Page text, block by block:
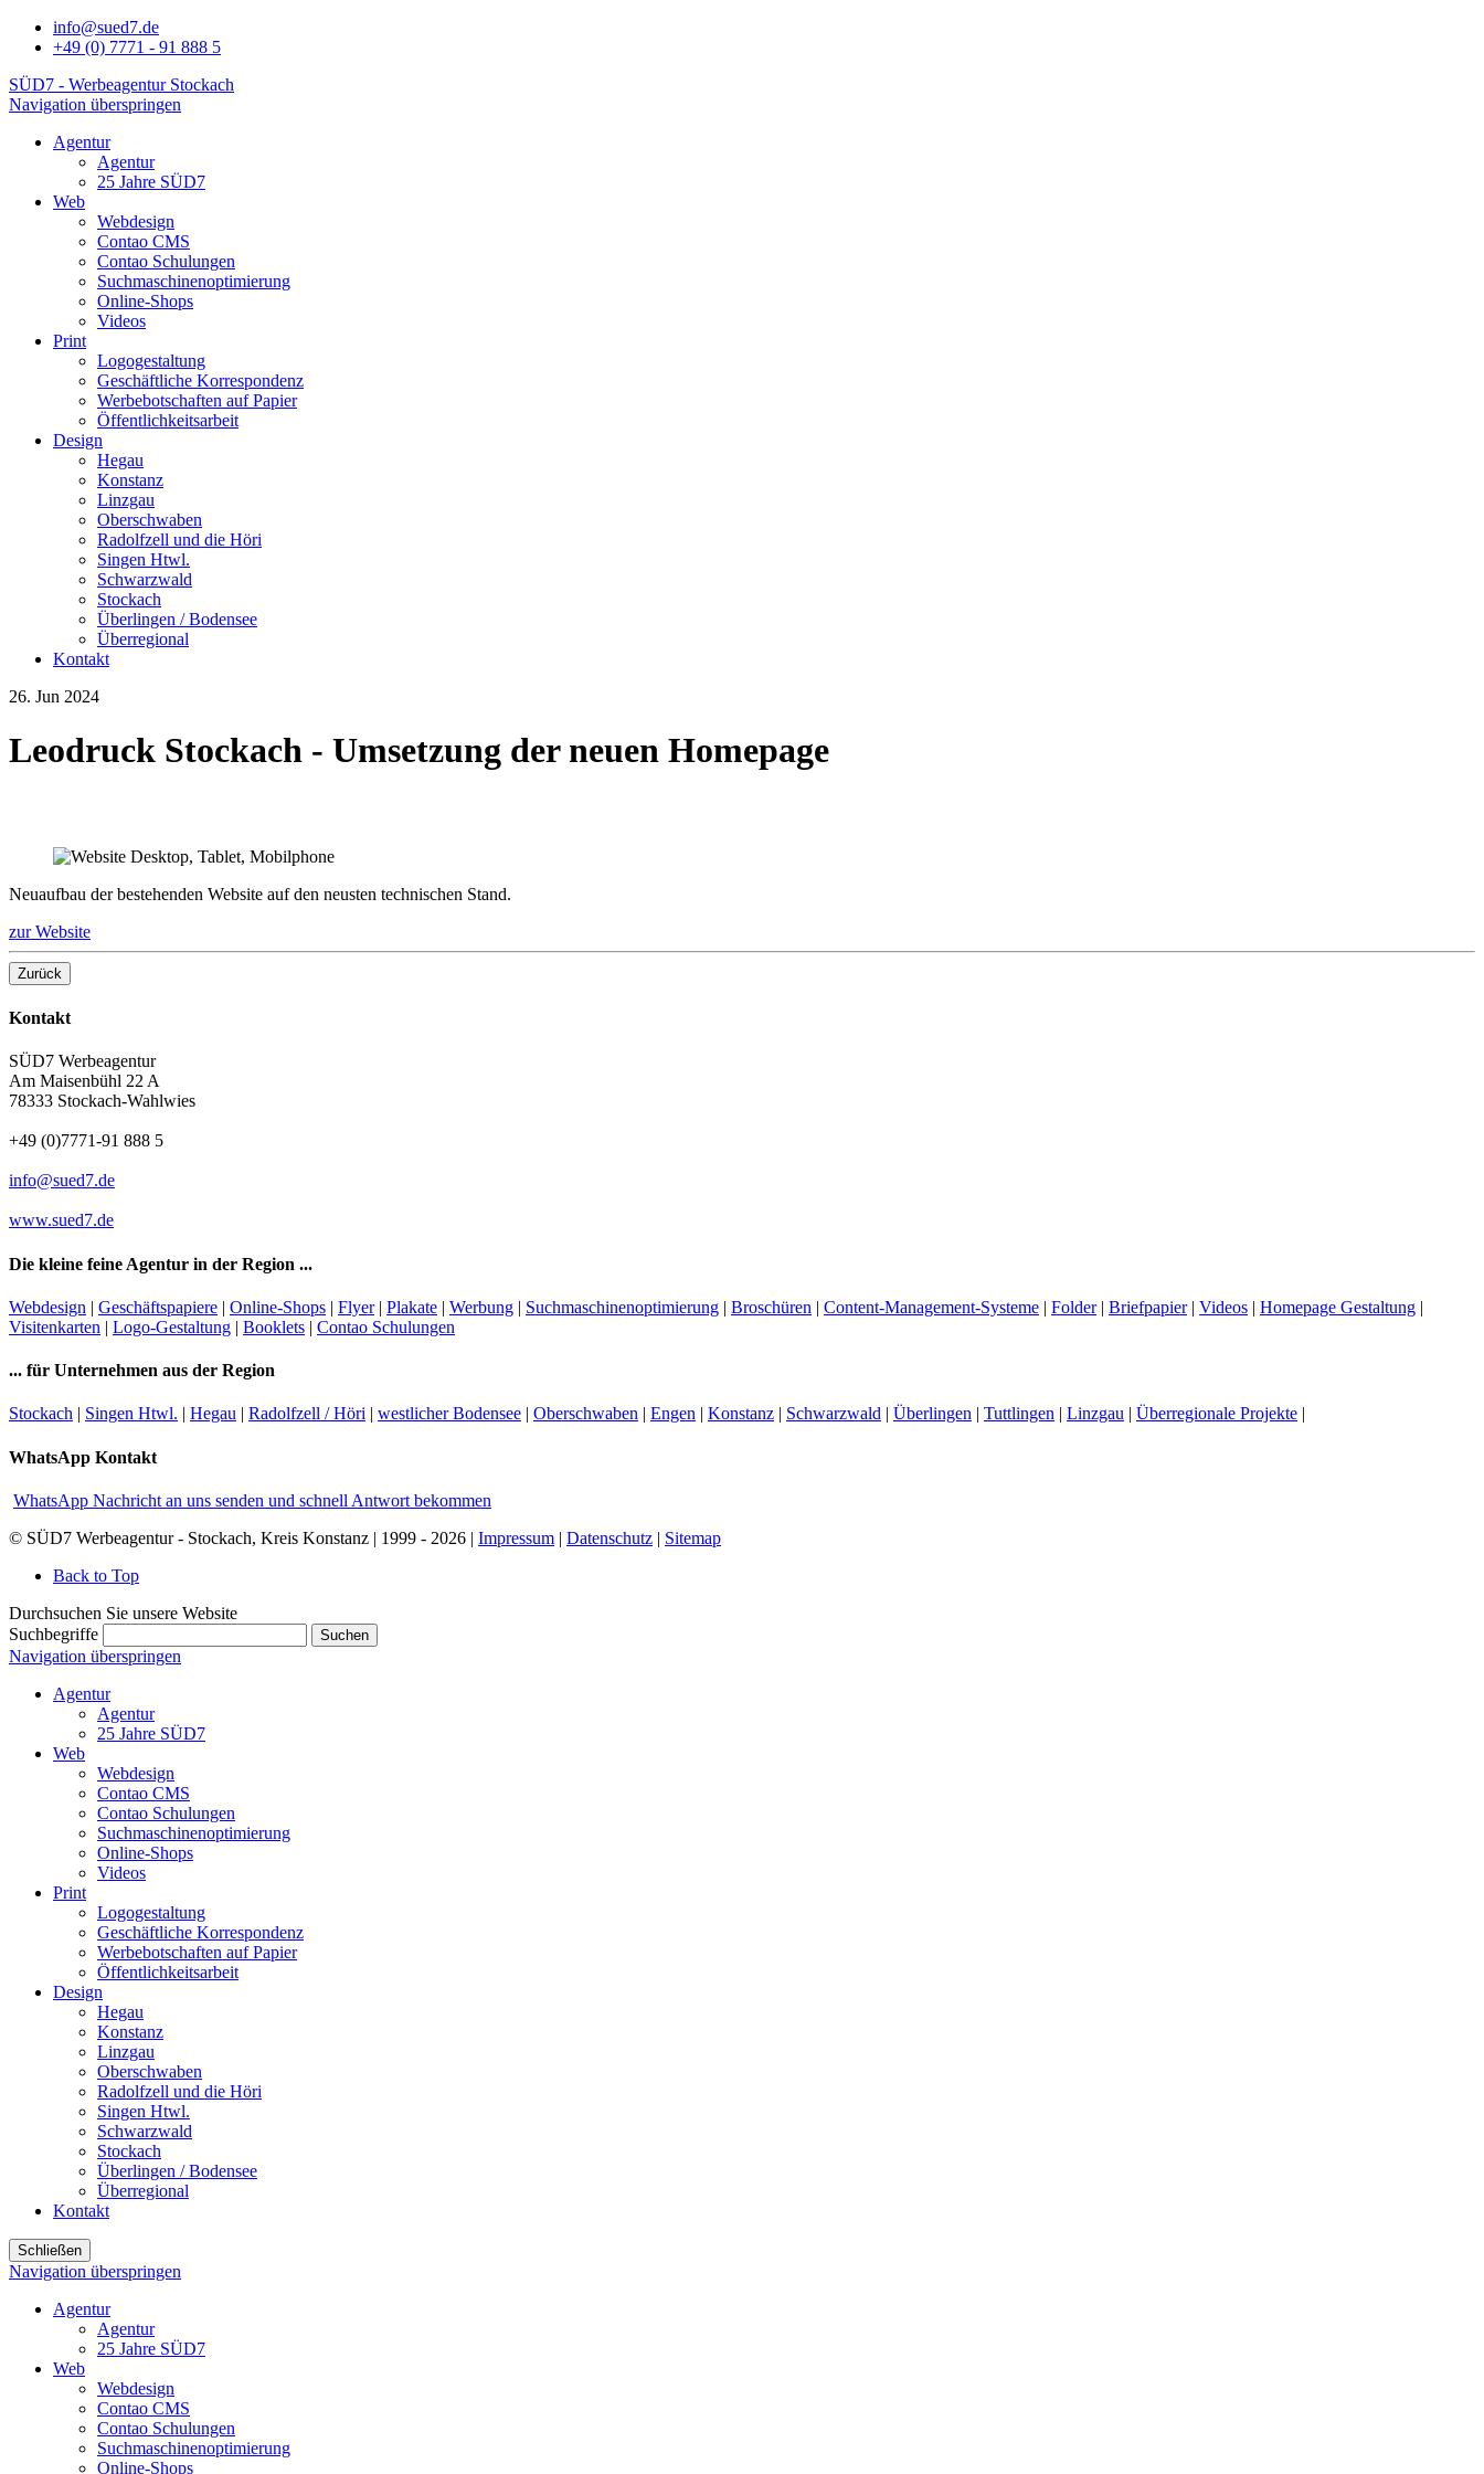
info@sued7.de
+49 (0) 7771 - 91 888 5
SÜD7 - Werbeagentur Stockach
Navigation überspringen
Agentur
Agentur
25 Jahre SÜD7
Web
Webdesign
Contao CMS
Contao Schulungen
Suchmaschinenoptimierung
Online-Shops
Videos
Print
Logogestaltung
Geschäftliche Korrespondenz
Werbebotschaften auf Papier
Öffentlichkeitsarbeit
Design
Hegau
Konstanz
Linzgau
Oberschwaben
Radolfzell und die Höri
Singen Htwl.
Schwarzwald
Stockach
Überlingen / Bodensee
Überregional
Kontakt
26. Jun 2024
Leodruck Stockach - Umsetzung der neuen Homepage
Neuaufbau der bestehenden Website auf den neusten technischen Stand.
zur Website
Kontakt
SÜD7 Werbeagentur
Am Maisenbühl 22 A
78333 Stockach-Wahlwies
+49 (0)7771-91 888 5
info@sued7.de
www.sued7.de
Die kleine feine Agentur in der Region ...
Webdesign | Geschäftspapiere | Online-Shops | Flyer| Plakate | Werbung | Suchmaschinenoptimierung | Broschüren | Content-Management-Systeme | Folder| Briefpapier| Videos | Homepage Gestaltung |
Visitenkarten | Logo-Gestaltung | Booklets | Contao Schulungen
... für Unternehmen aus der Region
Stockach | Singen Htwl. | Hegau | Radolfzell / Höri | westlicher Bodensee | Oberschwaben | Engen | Konstanz | Schwarzwald | Überlingen | Tuttlingen | Linzgau | Überregionale Projekte |
WhatsApp Kontakt
WhatsApp Nachricht an uns senden und schnell Antwort bekommen
© SÜD7 Werbeagentur - Stockach, Kreis Konstanz | 1999 - 2026 | Impressum | Datenschutz | Sitemap
Back to Top
Durchsuchen Sie unsere Website
Suchbegriffe
Suchen
Navigation überspringen
Agentur
Agentur
25 Jahre SÜD7
Web
Webdesign
Contao CMS
Contao Schulungen
Suchmaschinenoptimierung
Online-Shops
Videos
Print
Logogestaltung
Geschäftliche Korrespondenz
Werbebotschaften auf Papier
Öffentlichkeitsarbeit
Design
Hegau
Konstanz
Linzgau
Oberschwaben
Radolfzell und die Höri
Singen Htwl.
Schwarzwald
Stockach
Überlingen / Bodensee
Überregional
Kontakt
Schließen
Navigation überspringen
Agentur
Agentur
25 Jahre SÜD7
Web
Webdesign
Contao CMS
Contao Schulungen
Suchmaschinenoptimierung
Online-Shops